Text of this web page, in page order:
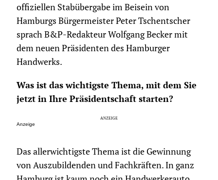
offiziellen Stabübergabe im Beisein von
Hamburgs Bürgermeister Peter Tschentscher
sprach B&P-Redakteur Wolfgang Becker mit
dem neuen Präsidenten des Hamburger
Handwerks.
Was ist das wichtigste Thema, mit dem Sie
jetzt in Ihre Präsidentschaft starten?
Anzeige
Das allerwichtigste Thema ist die Gewinnung
von Auszubildenden und Fachkräften. In ganz